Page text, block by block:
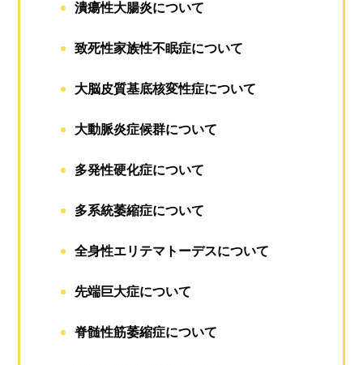
潰瘍性大腸炎について
致死性家族性不眠症について
大脳皮質基底核変性症について
大動脈炎症候群について
多発性硬化症について
多系統萎縮症について
全身性エリテマトーデスについて
先端巨大症について
脊髄性筋萎縮症について